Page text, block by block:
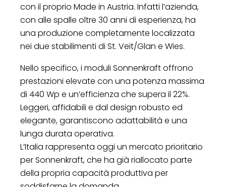
con il proprio Made in Austria. Infatti l’azienda,
con alle spalle oltre 30 anni di esperienza, ha
una produzione completamente localizzata
nei due stabilimenti di St. Veit/Glan e Wies.
Nello specifico, i moduli Sonnenkraft offrono
prestazioni elevate con una potenza massima
di 440 Wp e un’efficienza che supera il 22%.
Leggeri, affidabili e dal design robusto ed
elegante, garantiscono adattabilità e una
lunga durata operativa.
L’Italia rappresenta oggi un mercato prioritario
per Sonnenkraft, che ha già riallocato parte
della propria capacità produttiva per